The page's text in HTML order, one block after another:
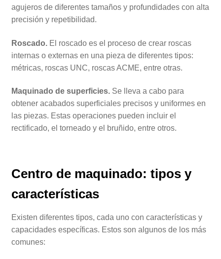
agujeros de diferentes tamaños y profundidades con alta
precisión y repetibilidad.
Roscado. El roscado es el proceso de crear roscas
internas o externas en una pieza de diferentes tipos:
métricas, roscas UNC, roscas ACME, entre otras.
Maquinado de superficies. Se lleva a cabo para
obtener acabados superficiales precisos y uniformes en
las piezas. Estas operaciones pueden incluir el
rectificado, el torneado y el bruñido, entre otros.
Centro de maquinado: tipos y
características
Existen diferentes tipos, cada uno con características y
capacidades específicas. Estos son algunos de los más
comunes: